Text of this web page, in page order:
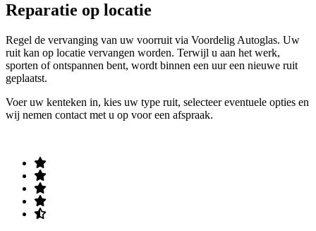
Reparatie op locatie
Regel de vervanging van uw voorruit via Voordelig Autoglas. Uw
ruit kan op locatie vervangen worden. Terwijl u aan het werk,
sporten of ontspannen bent, wordt binnen een uur een nieuwe ruit
geplaatst.
Voer uw kenteken in, kies uw type ruit, selecteer eventuele opties en
wij nemen contact met u op voor een afspraak.